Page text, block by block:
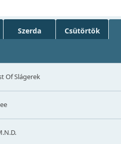
Szerda Csütörtök
Of Slágerek